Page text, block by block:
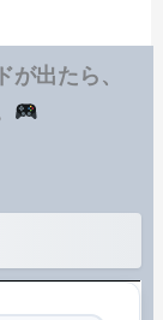
出たら、